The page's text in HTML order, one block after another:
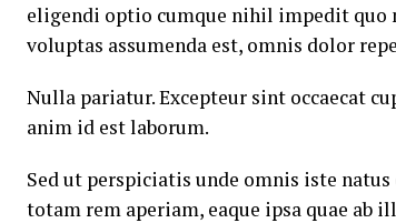
eligendi optio cumque nihil impedit quo
voluptas assumenda est, omnis dolor
Nulla pariatur. Excepteur sint occaecat
anim id est laborum.
Sed ut perspiciatis unde omnis iste
totam rem aperiam, eaque ipsa quae ab